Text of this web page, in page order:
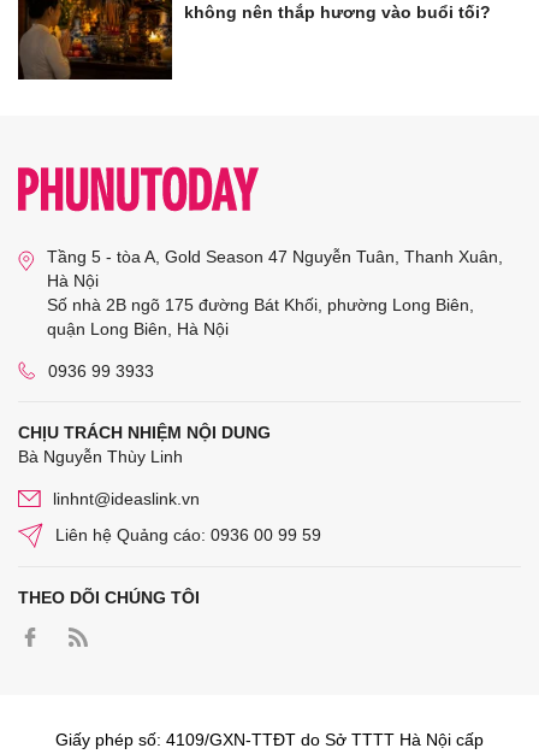
không nên thắp hương vào buổi tối?
Tầng 5 - tòa A, Gold Season 47 Nguyễn Tuân, Thanh Xuân,
Hà Nội
Số nhà 2B ngõ 175 đường Bát Khối, phường Long Biên,
quận Long Biên, Hà Nội
0936 99 3933
CHỊU TRÁCH NHIỆM NỘI DUNG
Bà Nguyễn Thùy Linh
linhnt@ideaslink.vn
Liên hệ Quảng cáo: 0936 00 99 59
THEO DÕI CHÚNG TÔI
Giấy phép số: 4109/GXN-TTĐT do Sở TTTT Hà Nội cấp